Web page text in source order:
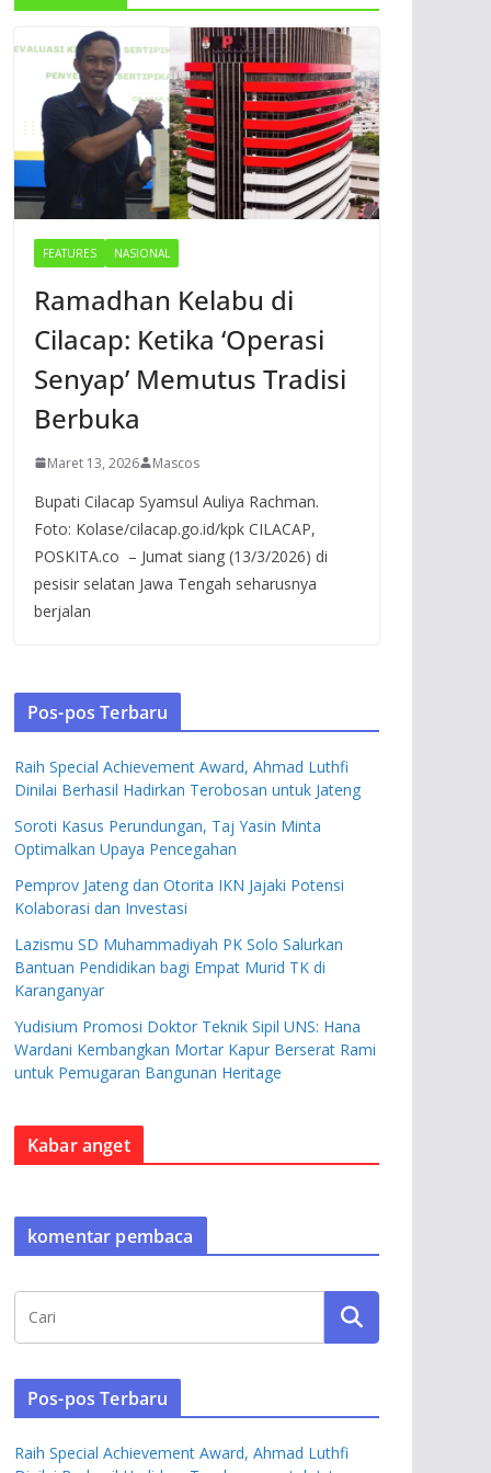
FEATURES NASIONAL
Ramadhan Kelabu di
Cilacap: Ketika ‘Operasi
Senyap’ Memutus Tradisi
Berbuka
Maret 13, 2026 Mascos
Bupati Cilacap Syamsul Auliya Rachman.
Foto: Kolase/cilacap.go.id/kpk CILACAP,
POSKITA.co – Jumat siang (13/3/2026) di
pesisir selatan Jawa Tengah seharusnya
berjalan
Pos-pos Terbaru
Raih Special Achievement Award, Ahmad Luthfi
Dinilai Berhasil Hadirkan Terobosan untuk Jateng
Soroti Kasus Perundungan, Taj Yasin Minta
Optimalkan Upaya Pencegahan
Pemprov Jateng dan Otorita IKN Jajaki Potensi
Kolaborasi dan Investasi
Lazismu SD Muhammadiyah PK Solo Salurkan
Bantuan Pendidikan bagi Empat Murid TK di
Karanganyar
Yudisium Promosi Doktor Teknik Sipil UNS: Hana
Wardani Kembangkan Mortar Kapur Berserat Rami
untuk Pemugaran Bangunan Heritage
Kabar anget
komentar pembaca
Pos-pos Terbaru
Raih Special Achievement Award, Ahmad Luthfi